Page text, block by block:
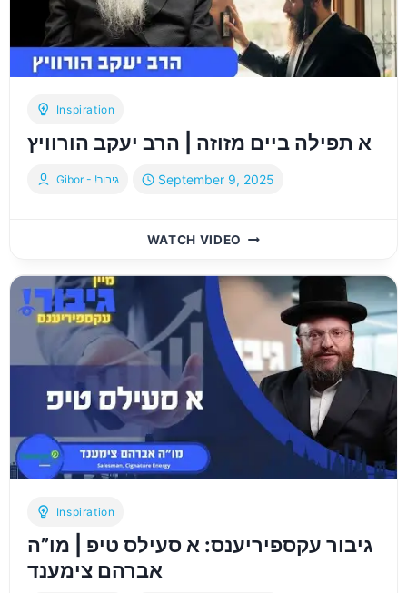
Inspiration
א תפילה ביים מזוזה | הרב יעקב הורוויץ
Gibor - !גיבור September 9, 2025
WATCH VIDEO
ביים
מזוזה
יעקב
הורוויץ
Inspiration
גיבור עקספיריענס: א סעילס טיפ | מו”ה
אברהם צימענד